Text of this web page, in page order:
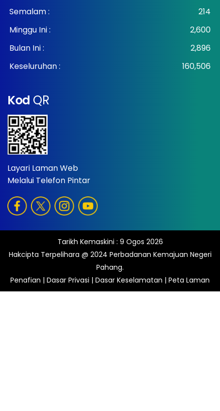
Semalam :
214
Minggu Ini :
2,600
Bulan Ini :
2,896
Keseluruhan :
160,506
Kod QR
Layari Laman Web
Melalui Telefon Pintar
Tarikh Kemaskini : 9 Ogos 2026
Hakcipta Terpelihara @ 2024 Perbadanan Kemajuan Negeri
Pahang.
Penafian | Dasar Privasi | Dasar Keselamatan | Peta Laman